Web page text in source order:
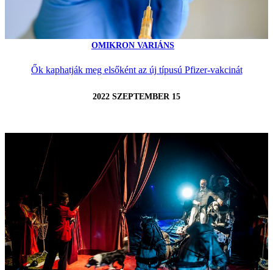
OMIKRON VARIÁNS
Ők kaphatják meg elsőként az új típusú Pfizer-vakcinát
2022 SZEPTEMBER 15